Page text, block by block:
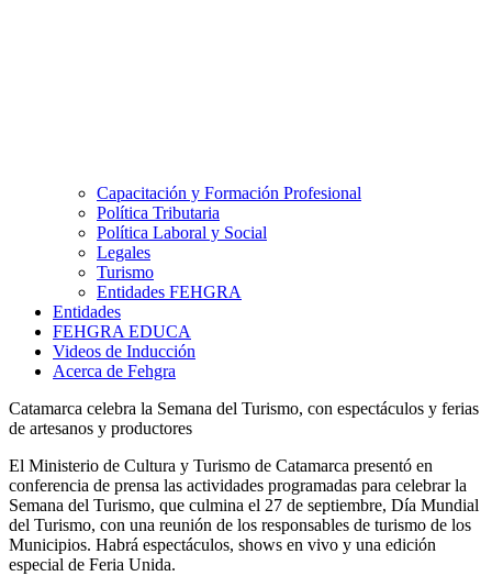
Capacitación y Formación Profesional
Política Tributaria
Política Laboral y Social
Legales
Turismo
Entidades FEHGRA
Entidades
FEHGRA EDUCA
Videos de Inducción
Acerca de Fehgra
Catamarca celebra la Semana del Turismo, con espectáculos y ferias
de artesanos y productores
El Ministerio de Cultura y Turismo de Catamarca presentó en
conferencia de prensa las actividades programadas para celebrar la
Semana del Turismo, que culmina el 27 de septiembre, Día Mundial
del Turismo, con una reunión de los responsables de turismo de los
Municipios. Habrá espectáculos, shows en vivo y una edición
especial de Feria Unida.